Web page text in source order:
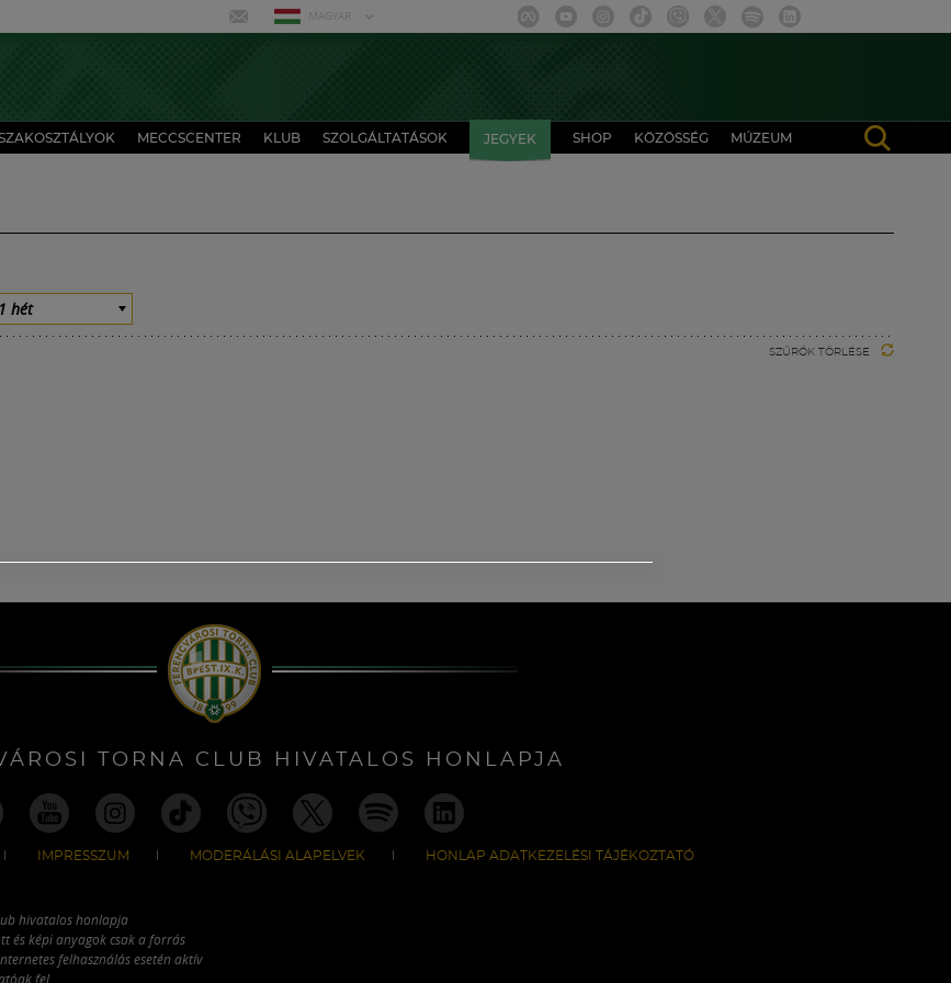
MAGYAR
MECCSCENTER KLUB SZOLGÁLTATÁSOK JEGYEK SHOP KÖZÖSSÉG MÚZEUM
hét
SZŰRŐK TÖRLÉSE
TORNA CLUB HIVATALOS HONLAPJA
IMPRESSZUM MODERÁLÁSI ALAPELVEK HONLAP ADATKEZELÉSI TÁJÉKOZTATÓ
hivatalos honlapja
és képi anyagok csak a forrás
felhasználás esetén aktív
fel.